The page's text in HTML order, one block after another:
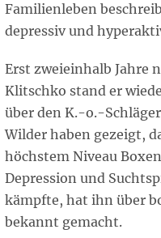
Familienleben
depressiv und
Erst zweieinhalb Jahre
Klitschko stand er
über den K.-o.-
Wilder haben gezeigt,
höchstem Niveau
Depression und
kämpfte, hat ihn über
bekannt gemacht.